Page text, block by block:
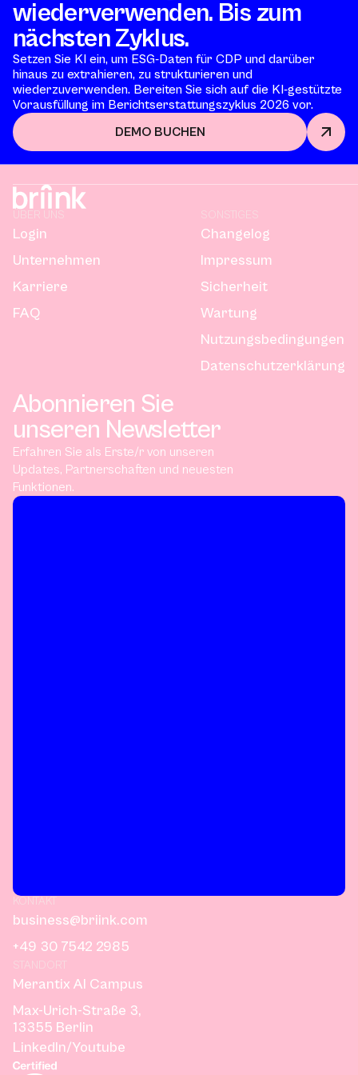
wiederverwenden. Bis zum
nächsten Zyklus.
Setzen Sie KI ein, um ESG-Daten für CDP und darüber
hinaus zu extrahieren, zu strukturieren und
wiederzuverwenden. Bereiten Sie sich auf die KI-gestützte
Vorausfüllung im Berichtserstattungszyklus 2026 vor.
DEMO BUCHEN
ÜBER UNS
Login
Unternehmen
Karriere
FAQ
SONSTIGES
Changelog
Impressum
Sicherheit
Wartung
Nutzungsbedingungen
Datenschutzerklärung
Abonnieren Sie
unseren Newsletter
Erfahren Sie als Erste/r von unseren
Updates, Partnerschaften und neuesten
Funktionen.
KONTAKT
business@briink.com
+49 30 7542 2985
STANDORT
Merantix AI Campus
Max-Urich-Straße 3,
13355 Berlin
LinkedIn/Youtube